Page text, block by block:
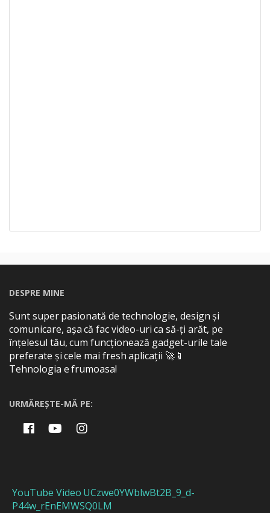
DESPRE MINE
Sunt super pasionată de technologie, design și
comunicare, așa că fac video-uri ca să-ți arăt, pe
înțelesul tău, cum funcționează gadget-urile tale
preferate și cele mai fresh aplicații 🚀📱
Tehnologia e frumoasa!
URMĂREȘTE-MĂ PE:
YouTube Video UCzwe0YWblwBt2B_9_d-
P44w_rEnEMWSQ0LM